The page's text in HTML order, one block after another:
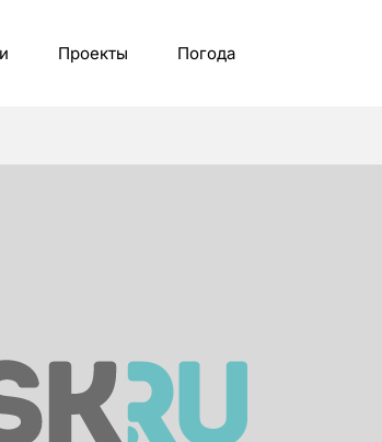
Проекты Погода